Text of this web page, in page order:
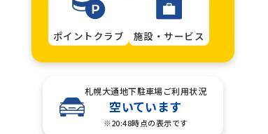
ポイントクラブ 施設・サービス
札幌大通地下駐車場ご利用状況
空いています
※20:48時点の表示です